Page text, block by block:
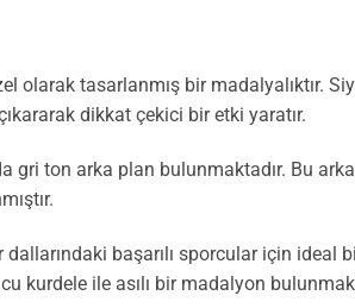
olarak tasarlanmış bir madalyalıktır.
dikkat çekici bir etki yaratır.
gri ton arka plan bulunmaktadır. Bu
başarılı sporcular için
kurdele ile asılı bir madalyon